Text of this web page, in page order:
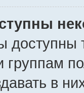
доступны
группам
в